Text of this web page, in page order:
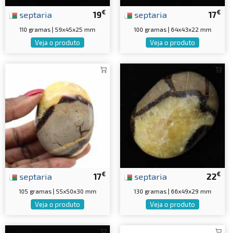
19€
septaria
110 gramas | 59x45x25 mm
Veja o produto
17€
septaria
100 gramas | 64x43x22 mm
Veja o produto
17€
septaria
105 gramas | 55x50x30 mm
Veja o produto
22€
septaria
130 gramas | 66x49x29 mm
Veja o produto